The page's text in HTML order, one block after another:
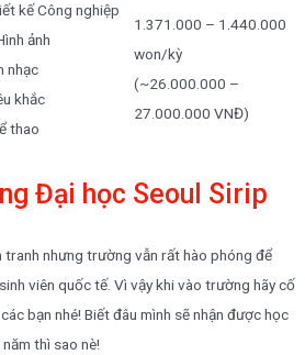
kế Công nghiệp
ảnh
nhạc
khắc
thao
1.371.000 – 1.440.000
won/kỳ
(~26.000.000 –
27.000.000 VNĐ)
Đại học Seoul Sirip
tranh nhưng trường vẫn rất hào phóng để
viên quốc tế. Vì vậy khi vào trường hãy cố
bạn nhé! Biết đâu mình sẽ nhận được học
thì sao nè!